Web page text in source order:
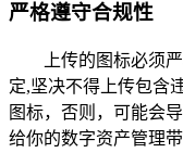
严格遵守合规性
上传的图标必须
定,坚决不得上传包含
图标，否则，可能会
给你的数字资产管理